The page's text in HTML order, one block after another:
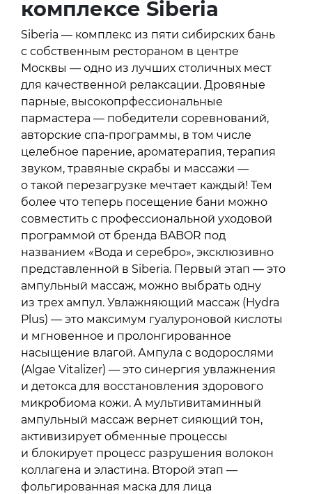
комплексе Siberia
Siberia — комплекс из пяти сибирских бань
с собственным рестораном в центре
Москвы — одно из лучших столичных мест
для качественной релаксации. Дровяные
парные, высокопрфессиональные
пармастера — победители соревнований,
авторские спа-программы, в том числе
целебное парение, ароматерапия, терапия
звуком, травяные скрабы и массажи —
о такой перезагрузке мечтает каждый! Тем
более что теперь посещение бани можно
совместить с профессиональной уходовой
программой от бренда BABOR под
названием «Вода и серебро», эксклюзивно
представленной в Siberia. Первый этап — это
ампульный массаж, можно выбрать одну
из трех ампул. Увлажняющий массаж (Hydra
Plus) — это максимум гуалуроновой кислоты
и мгновенное и пролонгированное
насыщение влагой. Ампула с водорослями
(Algae Vitalizer) — это синергия увлажнения
и детокса для восстановления здорового
микробиома кожи. А мультивитаминный
ампульный массаж вернет сияющий тон,
активизирует обменные процессы
и блокирует процесс разрушения волокон
коллагена и эластина. Второй этап —
фольгированная маска для лица